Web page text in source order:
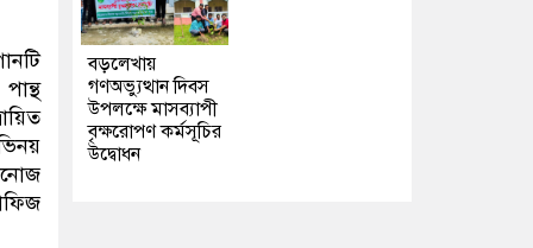
বড়লেখায়
গণঅভ্যুত্থান দিবস
উপলক্ষে মাসব্যাপী
বৃক্ষরোপণ কর্মসূচির
উদ্বোধন